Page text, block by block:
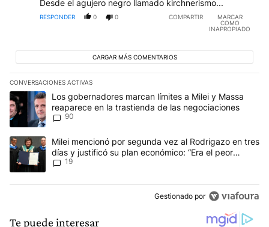
Desde el agujero negro llamado kirchnerismo...
RESPONDER 0 0 COMPARTIR
MARCAR
COMO
INAPROPIADO
CARGAR MÁS COMENTARIOS
CONVERSACIONES ACTIVAS
Este listado muestra los artículos con más comentarios en los
Un artículo de tendencia con el título "Los gobernadores
Los gobernadores marcan límites a Milei y Massa
reaparece en la trastienda de las negociaciones
90
Un artículo de tendencia con el título "Milei mencionó por
Milei mencionó por segunda vez al Rodrigazo en tres
días y justificó su plan económico: “Era el peor
escenario posible”
19
Gestionado por